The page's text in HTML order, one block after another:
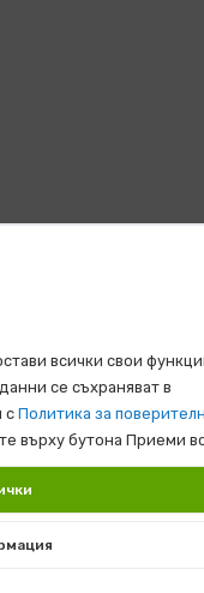
всички свои
се съхраняват в
с Политика за
върху бутона Приеми